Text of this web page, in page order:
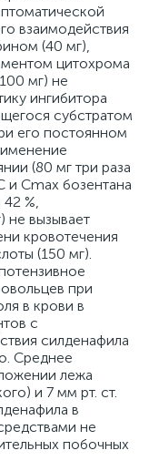
взаимодействия
(40 мг),
цитохрома
мг) не
ингибитора
субстратом
его постоянном
(80 мг три раза
и Сmах бозентана
42 %,
не вызывает
кровотечения
(150 мг).
при
в крови в
с
силденафила
Среднее
лежа
и 7 мм рт. ст.
в
не
побочных